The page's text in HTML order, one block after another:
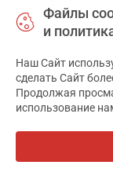
ТОВ
Файлы
и
Наш Сайт
сделать Сайт
Продолжая
использование